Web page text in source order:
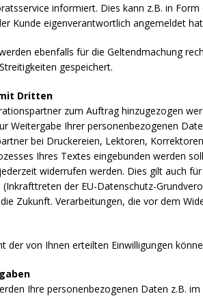
informiert. Dies kann z.B. in
Kunde eigenverantwortlich angemeldet
ebenfalls für die Geltendmachung
gespeichert.
Dritten
zum Auftrag hinzugezogen
Weitergabe Ihrer personenbezogenen
bei Druckereien, Lektoren,
Ihres Textes eingebunden werden
widerrufen werden. Dies gilt auch
der EU-Datenschutz-
Zukunft. Verarbeitungen, die vor dem
der von Ihnen erteilten Einwilligungen
Ihre personenbezogenen Daten z.B.